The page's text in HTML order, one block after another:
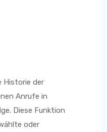
Historie der
Anrufe in
Diese Funktion
oder